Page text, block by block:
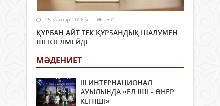
25 мамыр 2026 ж. 502
ҚҰРБАН АЙТ ТЕК ҚҰРБАНДЫҚ ШАЛУМЕН
ШЕКТЕЛМЕЙДІ
МӘДЕНИЕТ
ІІІ ИНТЕРНАЦИОНАЛ
АУЫЛЫНДА «ЕЛ ІШІ - ӨНЕР
КЕНІШІ»